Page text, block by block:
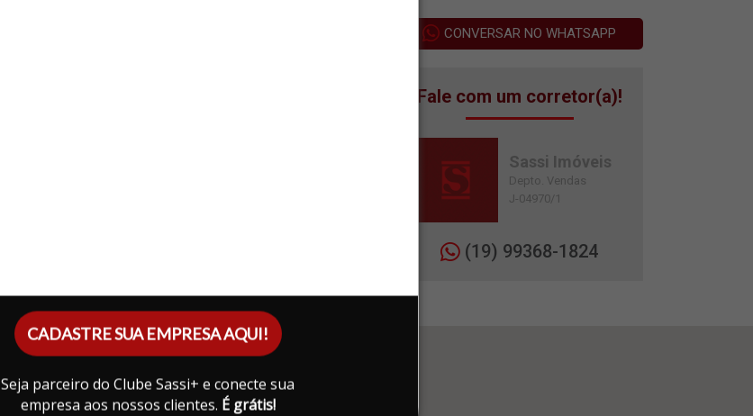
CADASTRE SUA EMPRESA AQUI!
Seja parceiro do Clube Sassi+ e conecte sua
empresa aos nossos clientes. É grátis!
CONVERSAR NO WHATSAPP
Fale com um corretor(a)!
Sassi Imóveis
Depto. Vendas
J-04970/1
(19) 99368-1824